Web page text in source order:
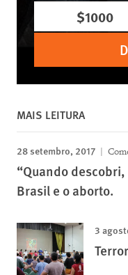
$1000
MAIS LEITURA
28 setembro, 2017
“Quando
Brasil e o aborto.
3